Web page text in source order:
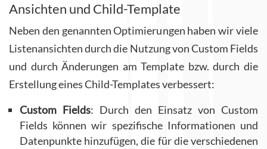
Ansichten und Child-Template
Neben den genannten Optimierungen haben wir viele
Listenansichten durch die Nutzung von Custom Fields
und durch Änderungen am Template bzw. durch die
Erstellung eines Child-Templates verbessert:
Custom Fields: Durch den Einsatz von Custom
Fields können wir spezifische Informationen und
Datenpunkte hinzufügen, die für die verschiedenen